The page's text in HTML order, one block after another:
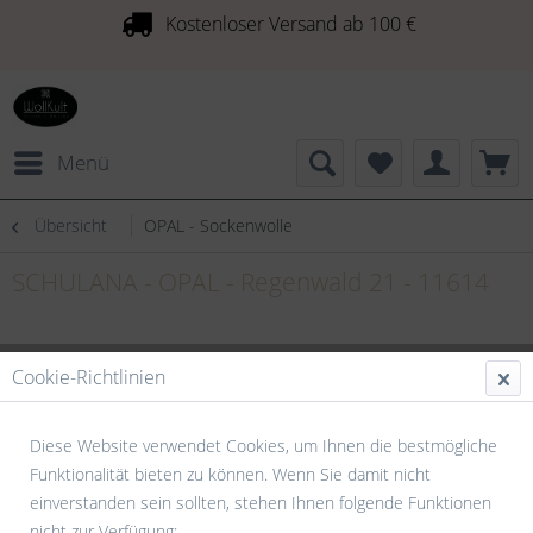
Kostenloser Versand ab 100 €
Menü
Übersicht OPAL - Sockenwolle
Cookie-Richtlinien
Diese Website verwendet Cookies, um Ihnen die bestmögliche
Funktionalität bieten zu können. Wenn Sie damit nicht
einverstanden sein sollten, stehen Ihnen folgende Funktionen